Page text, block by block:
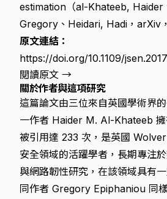
estimation（al-Khateeb, Haider
Gregory、Heidari, Hadi，arXiv
原文連結：
https://doi.org/10.1109/
閱讀原文 →
關於作者與這項研究
這篇論文由三位來自英國學術界
一作者 Haider M. Al-Khateeb
被引用達 233 次，是英國
安全領域的活躍學者，長期專注
與網路韌性研究，在該領域具有
同作者 Gregory Epiphaniou 同